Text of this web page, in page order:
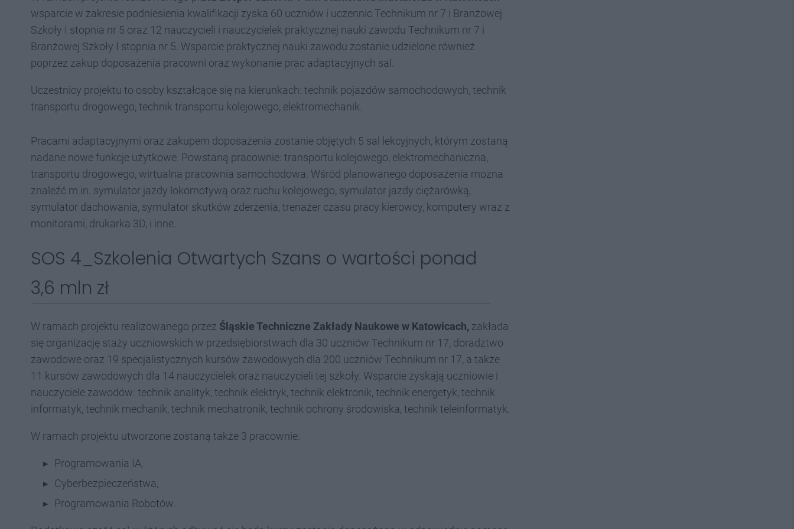
wsparcie w zakresie podniesienia kwalifikacji zyska 60 uczniów i uczennic Technikum nr 7 i Branżowej
Szkoły I stopnia nr 5 oraz 12 nauczycieli i nauczycielek praktycznej nauki zawodu Technikum nr 7 i
Branżowej Szkoły I stopnia nr 5. Wsparcie praktycznej nauki zawodu zostanie udzielone również
poprzez zakup doposażenia pracowni oraz wykonanie prac adaptacyjnych sal.
Uczestnicy projektu to osoby kształcące się na kierunkach: technik pojazdów samochodowych, technik
transportu drogowego, technik transportu kolejowego, elektromechanik.
Pracami adaptacyjnymi oraz zakupem doposażenia zostanie objętych 5 sal lekcyjnych, którym zostaną
nadane nowe funkcje użytkowe. Powstaną pracownie: transportu kolejowego, elektromechaniczna,
transportu drogowego, wirtualna pracownia samochodowa. Wśród planowanego doposażenia można
znaleźć m.in. symulator jazdy lokomotywą oraz ruchu kolejowego, symulator jazdy ciężarówką,
symulator dachowania, symulator skutków zderzenia, trenażer czasu pracy kierowcy, komputery wraz z
monitorami, drukarka 3D, i inne.
SOS 4_Szkolenia Otwartych Szans o wartości ponad
3,6 mln zł
W ramach projektu realizowanego przez Śląskie Techniczne Zakłady Naukowe w Katowicach, zakłada
się organizację staży uczniowskich w przedsiębiorstwach dla 30 uczniów Technikum nr 17, doradztwo
zawodowe oraz 19 specjalistycznych kursów zawodowych dla 200 uczniów Technikum nr 17, a także
11 kursów zawodowych dla 14 nauczycielek oraz nauczycieli tej szkoły. Wsparcie zyskają uczniowie i
nauczyciele zawodów: technik analityk, technik elektryk, technik elektronik, technik energetyk, technik
informatyk, technik mechanik, technik mechatronik, technik ochrony środowiska, technik teleinformatyk.
W ramach projektu utworzone zostaną także 3 pracownie:
Programowania IA,
Cyberbezpieczeństwa,
Programowania Robotów.